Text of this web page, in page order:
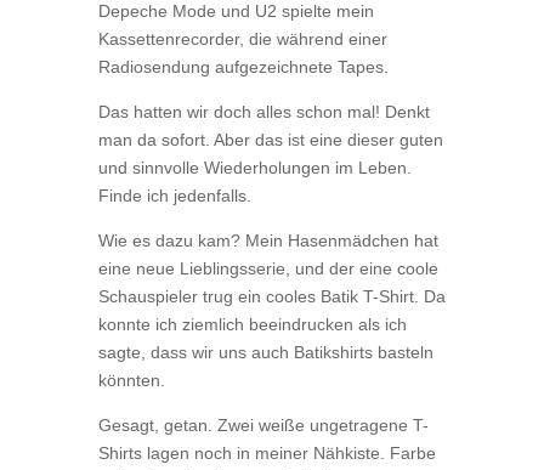
Depeche Mode und U2 spielte mein
Kassettenrecorder, die während einer
Radiosendung aufgezeichnete Tapes.
Das hatten wir doch alles schon mal! Denkt
man da sofort. Aber das ist eine dieser guten
und sinnvolle Wiederholungen im Leben.
Finde ich jedenfalls.
Wie es dazu kam? Mein Hasenmädchen hat
eine neue Lieblingsserie, und der eine coole
Schauspieler trug ein cooles Batik T-Shirt. Da
konnte ich ziemlich beeindrucken als ich
sagte, dass wir uns auch Batikshirts basteln
könnten.
Gesagt, getan. Zwei weiße ungetragene T-
Shirts lagen noch in meiner Nähkiste. Farbe